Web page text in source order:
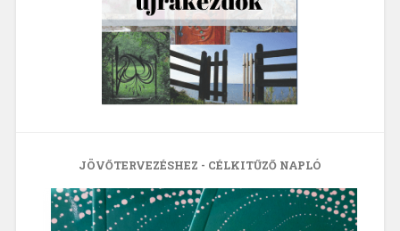
JÖVŐTERVEZÉSHEZ - CÉLKITŰZŐ NAPLÓ